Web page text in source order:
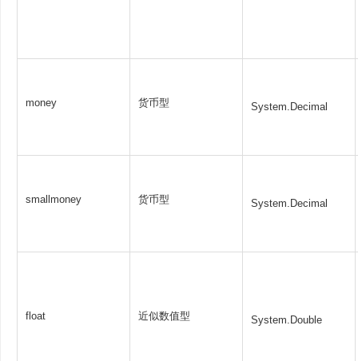
money 货币型 System.Decimal
smallmoney 货币型 System.Decimal
float 近似数值型 System.Double